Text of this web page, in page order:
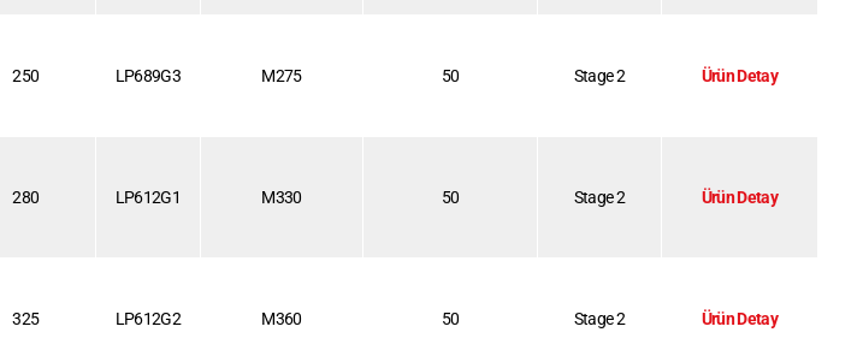
250 LP689G3 M275 50 Stage 2 Ürün Detay
280 LP612G1 M330 50 Stage 2 Ürün Detay
325 LP612G2 M360 50 Stage 2 Ürün Detay